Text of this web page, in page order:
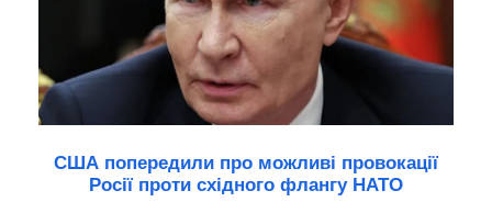
США попередили про можливі провокації
Росії проти східного флангу НАТО